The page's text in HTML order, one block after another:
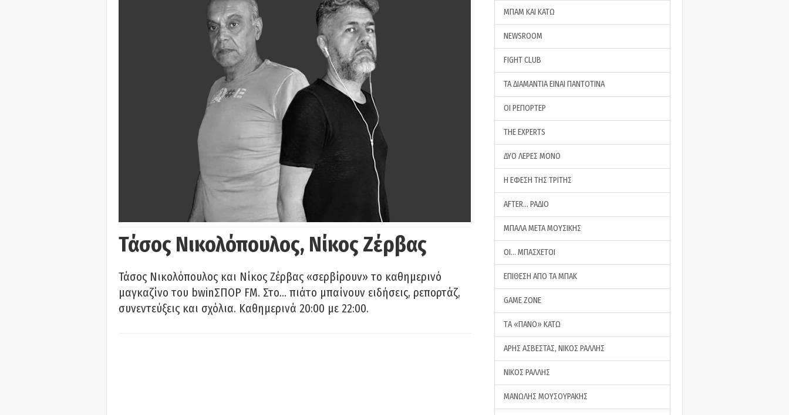
Τάσος Νικολόπουλος, Νίκος Ζέρβας
Τάσος Νικολόπουλος και Νίκος Ζέρβας «σερβίρουν» το καθημερινό
μαγκαζίνο του bwinΣΠΟΡ FM. Στο… πιάτο μπαίνουν ειδήσεις, ρεπορτάζ,
συνεντεύξεις και σχόλια. Καθημερινά 20:00 με 22:00.
ΜΠΑΜ ΚΑΙ ΚΑΤΩ
NEWSROOM
FIGHT CLUB
ΤΑ ΔΙΑΜΑΝΤΙΑ ΕΙΝΑΙ ΠΑΝΤΟΤΙΝΑ
ΟΙ ΡΕΠΟΡΤΕΡ
THE EXPERTS
ΔΥΟ ΛΕΡΕΣ ΜΟΝΟ
Η ΕΦΕΣΗ ΤΗΣ ΤΡΙΤΗΣ
AFTER… ΡΑΔΙΟ
ΜΠΑΛΑ ΜΕΤΑ ΜΟΥΣΙΚΗΣ
ΟΙ… ΜΠΑΣΧΕΤΟΙ
ΕΠΙΘΕΣΗ ΑΠΟ ΤΑ ΜΠΑΚ
GAME ZONE
ΤA «ΠΑΝΟ» ΚΑΤΩ
ΑΡΗΣ ΑΣΒΕΣΤΑΣ, ΝΙΚΟΣ ΡΑΛΛΗΣ
ΝΙΚΟΣ ΡΑΛΛΗΣ
ΜΑΝΩΛΗΣ ΜΟΥΣΟΥΡΑΚΗΣ